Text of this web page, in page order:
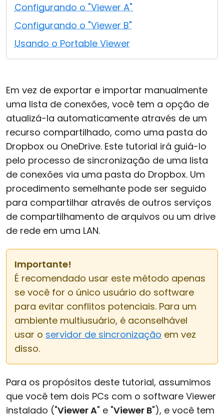
Configurando o "Viewer A"
Configurando o "Viewer B"
Usando o Portable Viewer
Em vez de exportar e importar manualmente
uma lista de conexões, você tem a opção de
atualizá-la automaticamente através de um
recurso compartilhado, como uma pasta do
Dropbox ou OneDrive. Este tutorial irá guiá-lo
pelo processo de sincronização de uma lista
de conexões via uma pasta do Dropbox. Um
procedimento semelhante pode ser seguido
para compartilhar através de outros serviços
de compartilhamento de arquivos ou um drive
de rede em uma LAN.
Importante!
É recomendado usar este método apenas
se você for o único usuário do software
para evitar conflitos potenciais. Para um
ambiente multiusuário, é aconselhável
usar o servidor de sincronização em vez
disso.
Para os propósitos deste tutorial, assumimos
que você tem dois PCs com o software Viewer
instalado ("Viewer A" e "Viewer B"), e você tem
Nuvem e Local